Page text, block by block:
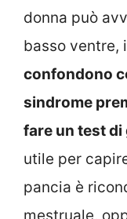
donna può
basso ventre,
confondono
sindrome
fare un test
utile per
pancia è